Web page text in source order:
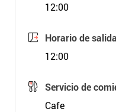
12:00
Horario de
12:00
Servicio de
Cafe